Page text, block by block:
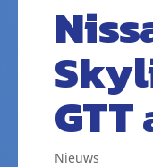
Nieuws